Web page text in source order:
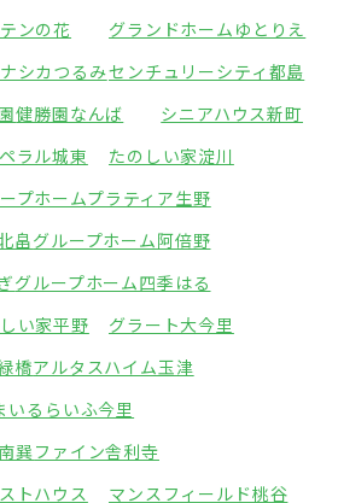
ンの花
グランドホームゆとりえ
シカつるみセンチュリーシティ都島
健勝園なんば
シニアハウス新町
ラル城東
たのしい家淀川
プホームプラティア生野
畠グループホーム阿倍野
グループホーム四季はる
い家平野
グラート大今里
橋アルタスハイム玉津
いるらいふ今里
巽ファイン舎利寺
トハウス
マンスフィールド桃谷